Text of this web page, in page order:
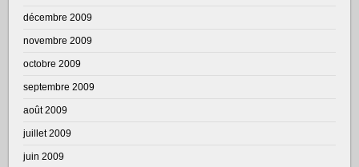
décembre 2009
novembre 2009
octobre 2009
septembre 2009
août 2009
juillet 2009
juin 2009